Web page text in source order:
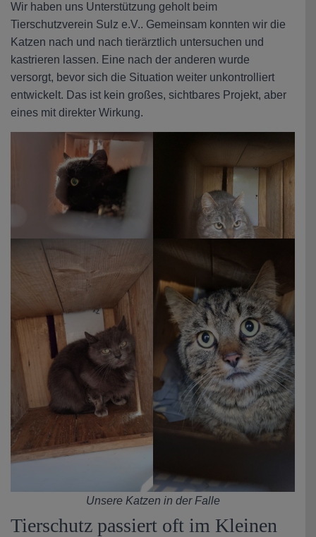
Wir haben uns Unterstützung geholt beim
Tierschutzverein Sulz e.V.. Gemeinsam konnten wir die
Katzen nach und nach tierärztlich untersuchen und
kastrieren lassen. Eine nach der anderen wurde
versorgt, bevor sich die Situation weiter unkontrolliert
entwickelt. Das ist kein großes, sichtbares Projekt, aber
eines mit direkter Wirkung.
Unsere Katzen in der Falle
Tierschutz passiert oft im Kleinen